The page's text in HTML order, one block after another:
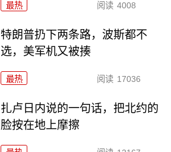
最热 阅读 4008
特朗普扔下两条路，波斯都不
选，美军机又被揍
最热 阅读 17036
扎卢日内说的一句话，把北约的
脸按在地上摩擦